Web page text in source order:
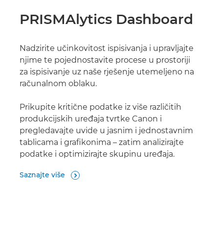
PRISMAlytics Dashboard
Nadzirite učinkovitost ispisivanja i upravljajte
njime te pojednostavite procese u prostoriji
za ispisivanje uz naše rješenje utemeljeno na
računalnom oblaku.
Prikupite kritične podatke iz više različitih
produkcijskih uređaja tvrtke Canon i
pregledavajte uvide u jasnim i jednostavnim
tablicama i grafikonima – zatim analizirajte
podatke i optimizirajte skupinu uređaja.
Saznajte više 